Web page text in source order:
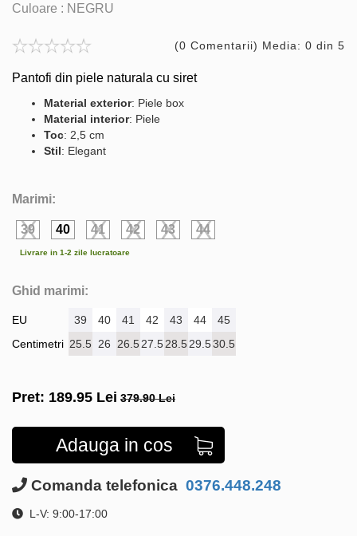
Culoare : NEGRU
(0 Comentarii) Media: 0 din 5
Pantofi din piele naturala cu siret
Material exterior: Piele box
Material interior: Piele
Toc: 2,5 cm
Stil: Elegant
Marimi:
39 40 41 42 43 44
Livrare in 1-2 zile lucratoare
Ghid marimi:
EU
Centimetri
39 40 41 42 43 44
45
25.5 26 26.527.528.529.530.5
Pret: 189.95 Lei 379.90 Lei
Adauga in cos
Comanda telefonica 0376.448.248
L-V: 9:00-17:00